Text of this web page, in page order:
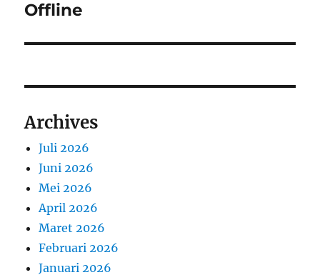
Offline
Archives
Juli 2026
Juni 2026
Mei 2026
April 2026
Maret 2026
Februari 2026
Januari 2026